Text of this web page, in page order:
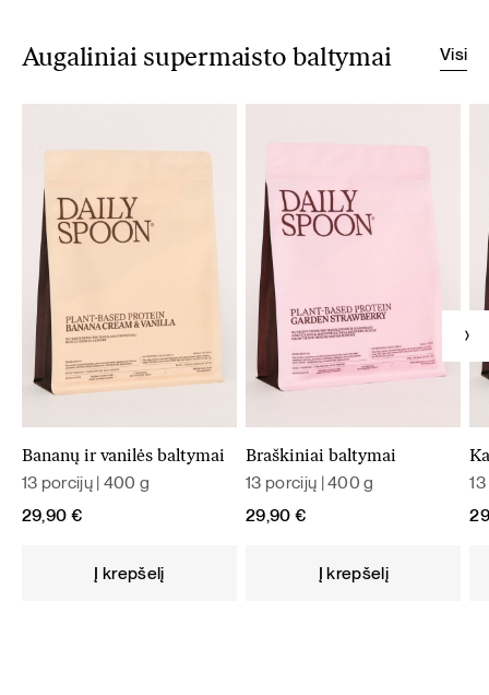
Augaliniai supermaisto baltymai Visi
Bananų ir vanilės baltymai
13 porcijų | 400 g
29,90 €
Į krepšelį
Braškiniai baltymai
13 porcijų | 400 g
29,90 €
Į krepšelį